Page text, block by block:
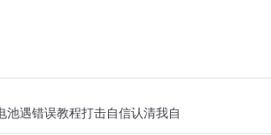
遇错误教程打击自信认清我自